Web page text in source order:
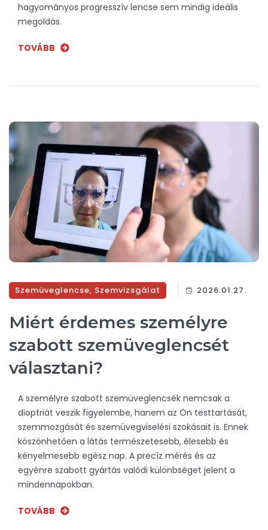
hagyományos progresszív lencse sem mindig ideális
megoldás.
TOVÁBB
Szemüveglencse, Szemvizsgálat 2026.01.27.
Miért érdemes személyre
szabott szemüveglencsét
választani?
A személyre szabott szemüveglencsék nemcsak a
dioptriát veszik figyelembe, hanem az Ön testtartását,
szemmozgását és szemüvegviselési szokásait is. Ennek
köszönhetően a látás természetesebb, élesebb és
kényelmesebb egész nap. A precíz mérés és az
egyénre szabott gyártás valódi különbséget jelent a
mindennapokban.
TOVÁBB